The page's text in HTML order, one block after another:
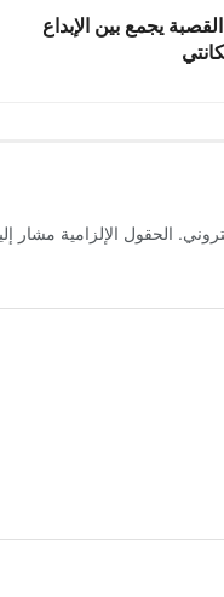
يجمع بين الإبداع
الحقول الإلزامية مشار